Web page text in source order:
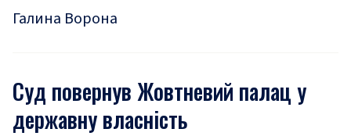
Галина Ворона
Суд повернув Жовтневий палац у
державну власність